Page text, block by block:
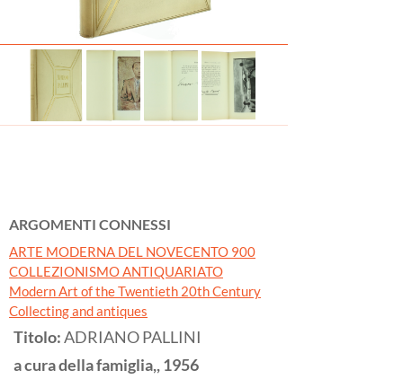
ARGOMENTI CONNESSI
ARTE MODERNA DEL NOVECENTO 900
COLLEZIONISMO ANTIQUARIATO
Modern Art of the Twentieth 20th Century
Collecting and antiques
Titolo:ADRIANO PALLINI
a cura della famiglia,,1956